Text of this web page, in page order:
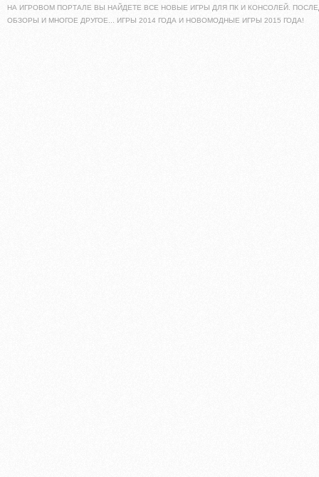
НА ИГРОВОМ ПОРТАЛЕ ВЫ НАЙДЕТЕ ВСЕ НОВЫЕ ИГРЫ ДЛЯ ПК И КОНСОЛЕЙ.
ОБЗОРЫ И МНОГОЕ ДРУГОЕ... ИГРЫ 2014 ГОДА И НОВОМОДНЫЕ ИГРЫ 2015 ГОДА!